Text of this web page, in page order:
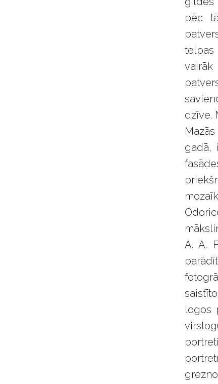
pēc
telpas
dzīve.
gadā,
A. A.
logos